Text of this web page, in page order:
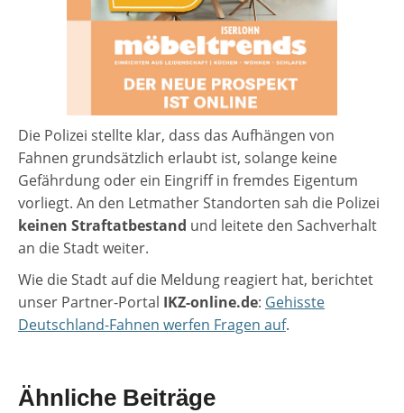
Die Polizei stellte klar, dass das Aufhängen von
Fahnen grundsätzlich erlaubt ist, solange keine
Gefährdung oder ein Eingriff in fremdes Eigentum
vorliegt. An den Letmather Standorten sah die Polizei
keinen Straftatbestand und leitete den Sachverhalt
an die Stadt weiter.
Wie die Stadt auf die Meldung reagiert hat, berichtet
unser Partner-Portal IKZ-online.de: Gehisste
Deutschland-Fahnen werfen Fragen auf.
Ähnliche Beiträge